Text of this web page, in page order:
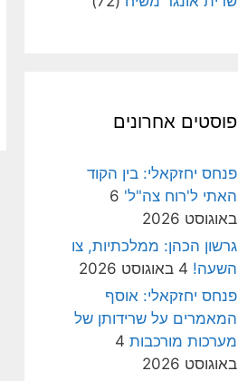
פוסטים אחרונים
פנחס יחזקאלי: בין הקוד
האתי ל'רוח צה"ל' 6
באוגוסט 2026
גרשון הכהן: ממלכתיות, צו
השעה! 4 באוגוסט 2026
פנחס יחזקאלי: אוסף
המאמרים על שרידותן של
מערכות מורכבות 4
באוגוסט 2026